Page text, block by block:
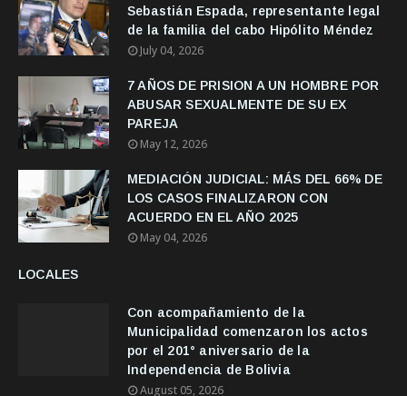
Sebastián Espada, representante legal
de la familia del cabo Hipólito Méndez
July 04, 2026
7 AÑOS DE PRISION A UN HOMBRE POR
ABUSAR SEXUALMENTE DE SU EX
PAREJA
May 12, 2026
MEDIACIÓN JUDICIAL: MÁS DEL 66% DE
LOS CASOS FINALIZARON CON
ACUERDO EN EL AÑO 2025
May 04, 2026
LOCALES
Con acompañamiento de la
Municipalidad comenzaron los actos
por el 201° aniversario de la
Independencia de Bolivia
August 05, 2026